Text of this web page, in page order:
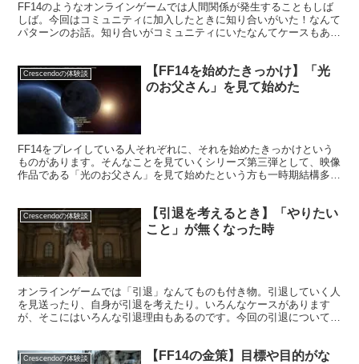
FF14のようなオンラインゲームでは人間関係が発生することもしば
しば。今回はコミュニティに加入したときに知り合いがいた！なんて
パターンのお話。知り合いがコミュニティにいたなんてケースもある
Crescendoの体験談
【FF14を始めたきっかけ】「光
のお父さん」を見て始めた
FF14をプレイしている人それぞれに、それを始めたきっかけという
ものがあります。そんなことを見ていくシリーズ第三弾として、映像
作品である「光のお父さん」を見て始めたという方も一時期結構多く
Crescendoの体験談
【引退を考えるとき】「やりたい
こと」が無くなった時
オンラインゲームでは「引退」なんてものも付き物。引退していく人
を見送ったり、自身が引退を考えたり。いろんなケースがあります
が、そこにはいろんな引退理由もあるのです。今回の引退についての
Crescendoの体験談
【FF14の金策】目標や目的がな